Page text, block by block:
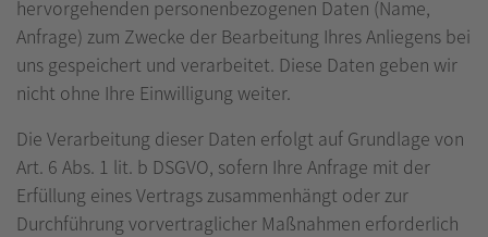
hervorgehenden personenbezogenen Daten (Name,
Anfrage) zum Zwecke der Bearbeitung Ihres Anliegens bei
uns gespeichert und verarbeitet. Diese Daten geben wir
nicht ohne Ihre Einwilligung weiter.
Die Verarbeitung dieser Daten erfolgt auf Grundlage von
Art. 6 Abs. 1 lit. b DSGVO, sofern Ihre Anfrage mit der
Erfüllung eines Vertrags zusammenhängt oder zur
Durchführung vorvertraglicher Maßnahmen erforderlich